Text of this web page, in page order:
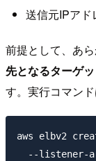
送信元IPアド
前提として、あ
先となるターゲ
す。実行コマン
aws elbv2
--listener-